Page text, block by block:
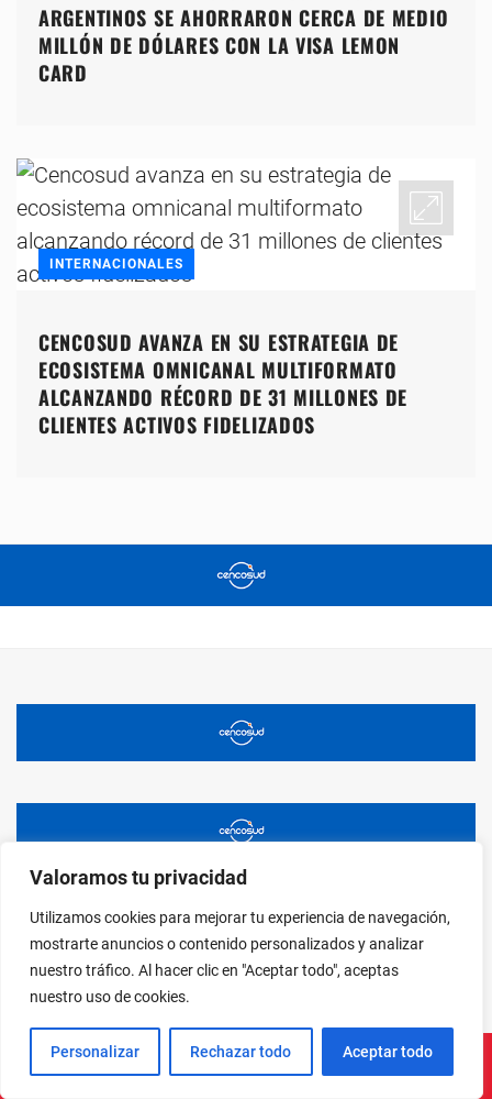
Valoramos tu privacidad
Utilizamos cookies para mejorar tu experiencia de navegación,
mostrarte anuncios o contenido personalizados y analizar
nuestro tráfico. Al hacer clic en "Aceptar todo", aceptas
nuestro uso de cookies.
Personalizar Rechazar todo Aceptar todo
ARGENTINOS SE AHORRARON CERCA DE MEDIO
MILLÓN DE DÓLARES CON LA VISA LEMON
CARD
INTERNACIONALES
CENCOSUD AVANZA EN SU ESTRATEGIA DE
ECOSISTEMA OMNICANAL MULTIFORMATO
ALCANZANDO RÉCORD DE 31 MILLONES DE
CLIENTES ACTIVOS FIDELIZADOS